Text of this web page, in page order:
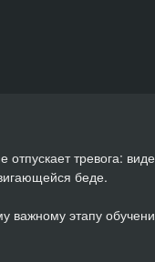
отпускает тревога:
беде.
важному этапу